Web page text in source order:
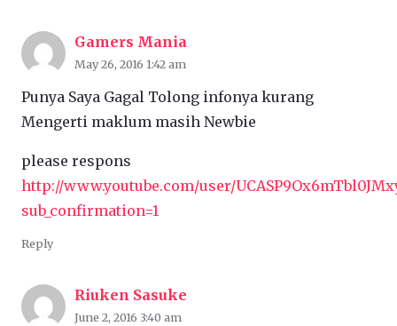
Gamers Mania
May 26, 2016 1:42 am
Punya Saya Gagal Tolong infonya kurang
Mengerti maklum masih Newbie
please respons
http://www.youtube.com/user/
sub_confirmation=1
Reply
Riuken Sasuke
June 2, 2016 3:40 am